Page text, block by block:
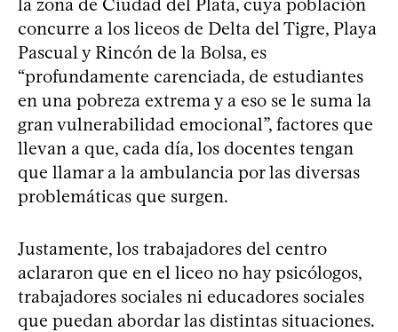
concurre a los liceos de Delta del Tigre, Playa
Pascual y Rincón de la Bolsa, es
“profundamente carenciada, de estudiantes
en una pobreza extrema y a eso se le suma la
gran vulnerabilidad emocional”, factores que
llevan a que, cada día, los docentes tengan
que llamar a la ambulancia por las diversas
problemáticas que surgen.
Justamente, los trabajadores del centro
aclararon que en el liceo no hay psicólogos,
trabajadores sociales ni educadores sociales
que puedan abordar las distintas situaciones.